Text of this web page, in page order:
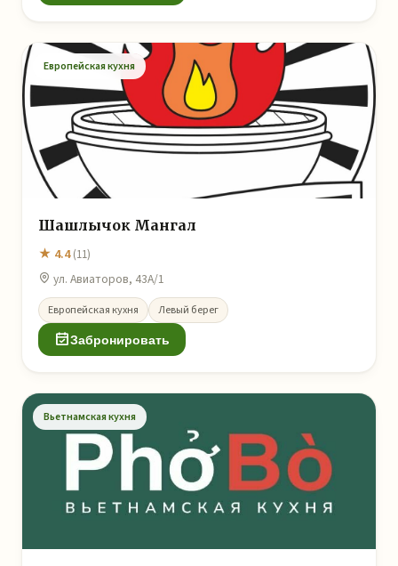
Европейская кухня
Шашлычок Мангал
★ 4.4(11)
ул. Авиаторов, 43А/1
Европейская кухня Левый берег
Забронировать
Вьетнамская кухня